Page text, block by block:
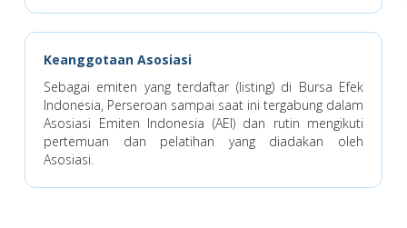
Keanggotaan Asosiasi
Sebagai emiten yang terdaftar (listing) di Bursa Efek
Indonesia, Perseroan sampai saat ini tergabung dalam
Asosiasi Emiten Indonesia (AEI) dan rutin mengikuti
pertemuan dan pelatihan yang diadakan oleh
Asosiasi.